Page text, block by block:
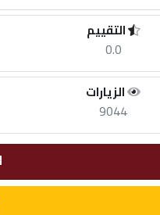
التقييم
0.0
الزيارات
9044